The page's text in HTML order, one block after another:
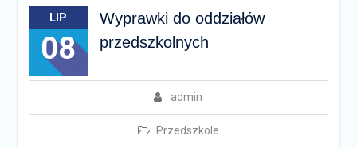
LIP
08
Wyprawki do oddziałów
przedszkolnych
admin
Przedszkole